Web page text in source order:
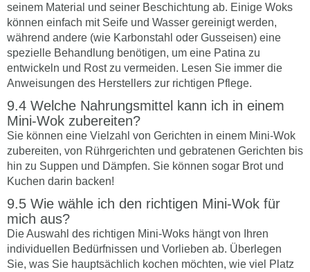
seinem Material und seiner Beschichtung ab. Einige Woks
können einfach mit Seife und Wasser gereinigt werden,
während andere (wie Karbonstahl oder Gusseisen) eine
spezielle Behandlung benötigen, um eine Patina zu
entwickeln und Rost zu vermeiden. Lesen Sie immer die
Anweisungen des Herstellers zur richtigen Pflege.
Welche Nahrungsmittel kann ich in einem
Mini-Wok zubereiten?
Sie können eine Vielzahl von Gerichten in einem Mini-Wok
zubereiten, von Rührgerichten und gebratenen Gerichten bis
hin zu Suppen und Dämpfen. Sie können sogar Brot und
Kuchen darin backen!
Wie wähle ich den richtigen Mini-Wok für
mich aus?
Die Auswahl des richtigen Mini-Woks hängt von Ihren
individuellen Bedürfnissen und Vorlieben ab. Überlegen
Sie, was Sie hauptsächlich kochen möchten, wie viel Platz